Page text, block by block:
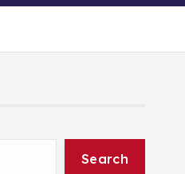
Search